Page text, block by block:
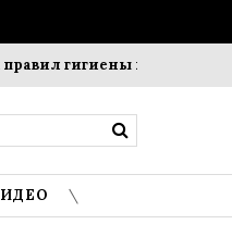
гигиены помогает